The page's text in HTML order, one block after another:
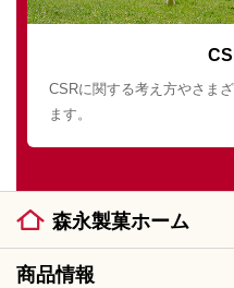
CSRに関する考え方やさま
ます。
森永製菓ホーム
商品情報